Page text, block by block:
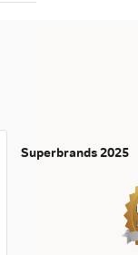
Superbrands 2025